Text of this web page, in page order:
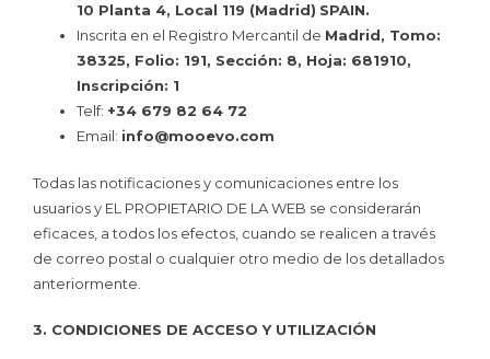
10 Planta 4, Local 119 (Madrid) SPAIN.
Inscrita en el Registro Mercantil de Madrid, Tomo:
38325, Folio: 191, Sección: 8, Hoja: 681910,
Inscripción: 1
Telf: +34 679 82 64 72
Email: info@mooevo.com
Todas las notificaciones y comunicaciones entre los
usuarios y EL PROPIETARIO DE LA WEB se considerarán
eficaces, a todos los efectos, cuando se realicen a través
de correo postal o cualquier otro medio de los detallados
anteriormente.
3. CONDICIONES DE ACCESO Y UTILIZACIÓN